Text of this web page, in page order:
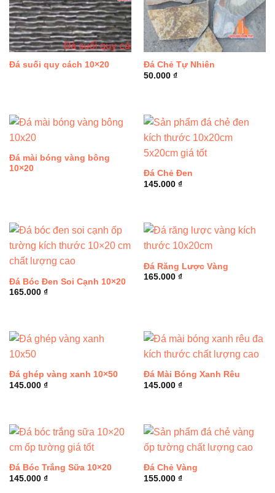
Đá suối quy cách 10×20
Đá Chẻ Tự Nhiên
50.000 ₫
Đá mài bóng vàng bông
10×20
Đá Chẻ Đen
145.000 ₫
Đá Bóc Đen Soi Cạnh 10×20
165.000 ₫
Đá Răng Lược Vàng
165.000 ₫
Đá ghép vàng xanh 10×50
145.000 ₫
Đá Mài Bóng Xanh Rêu
145.000 ₫
Đá Bóc Trắng Sữa 10×20
145.000 ₫
Đá Chẻ Vàng
155.000 ₫